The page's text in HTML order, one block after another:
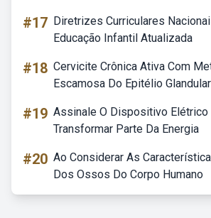
#17 Diretrizes Curriculares
Educação Infantil Atualizada
#18 Cervicite Crônica Ativa Com
Escamosa Do Epitélio Glandular
#19 Assinale O Dispositivo Elétrico
Transformar Parte Da Energia
#20 Ao Considerar As
Dos Ossos Do Corpo Humano